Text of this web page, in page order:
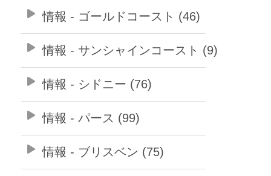
情報 - ゴールドコースト (46)
情報 - サンシャインコースト (9)
情報 - シドニー (76)
情報 - パース (99)
情報 - ブリスベン (75)